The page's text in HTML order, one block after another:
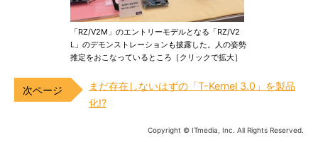
「RZ/V2M」のエントリーモデルとなる「RZ/V2
L」のデモンストレーションも披露した。人の姿勢
推定をおこなっているところ［クリックで拡大］
まだ存在しないはずの「T-Kernel 3.0」を製品
化!?
Copyright © ITmedia, Inc. All Rights Reserved.